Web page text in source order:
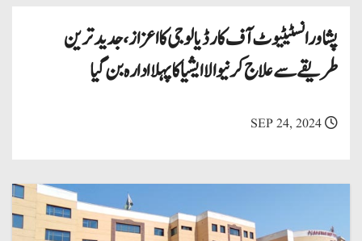
پشاور انسٹیٹیوٹ آف کارڈیالوجی کا اعزاز ، جدید ترین
طریقے سے علاج کرنیوالا ایشیا کا پہلا ادارہ بن گیا
SEP 24, 2024